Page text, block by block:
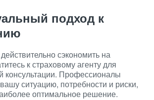
подход к
сэкономить на
к страховому агенту для
консультации. Профессионалы
ситуацию, потребности и риски,
оптимальное решение.